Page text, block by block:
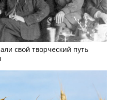
свой творческий путь